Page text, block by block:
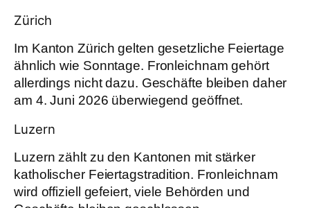
Zürich
Im Kanton Zürich gelten gesetzliche Feiertage
ähnlich wie Sonntage. Fronleichnam gehört
allerdings nicht dazu. Geschäfte bleiben daher
am 4. Juni 2026 überwiegend geöffnet.
Luzern
Luzern zählt zu den Kantonen mit stärker
katholischer Feiertagstradition. Fronleichnam
wird offiziell gefeiert, viele Behörden und